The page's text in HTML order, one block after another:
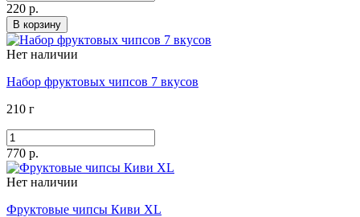
220 р.
В корзину
Нет наличии
Набор фруктовых чипсов 7 вкусов
210 г
770 р.
Нет наличии
Фруктовые чипсы Киви XL